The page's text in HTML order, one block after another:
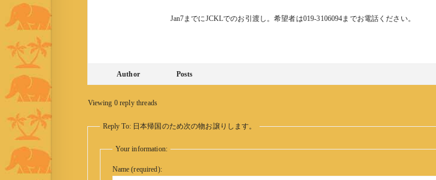
Jan7までにJCKLでのお引渡し。希望者は019-3106094までお電話ください。
Author Posts
Viewing 0 reply threads
Reply To: 日本帰国のため次の物お譲りします。
Your information:
Name (required):